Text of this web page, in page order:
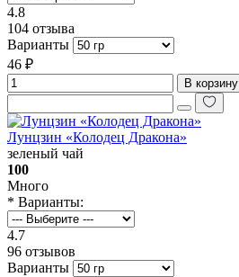
4.8
104 отзыва
Варианты
46 ₽
В корзину
Лунцзин «Колодец Дракона»
зеленый чай
100
Много
* Варианты:
4.7
96 отзывов
Варианты